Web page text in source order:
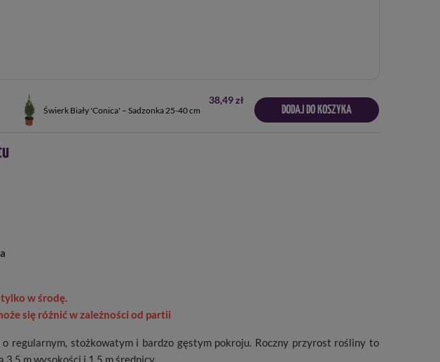
Świerk Biały 'Conica' – Sadzonka 25-40 cm
38,49 zł
DODAJ DO KOSZYKA
w środę.
się różnić w zależności od partii
regularnym, stożkowatym i bardzo gęstym pokroju. Roczny przyrost rośliny to
3,5 m wysokości i 1,5 m średnicy.